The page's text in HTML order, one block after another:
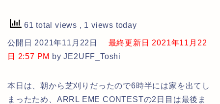
61 total views , 1 views today
公開日 2021年11月22日
最終更新日 2021年11月22
日 2:57 PM by JE2UFF_Toshi
本日は、朝から芝刈りだったので6時半には家を出てし
まったため、ARRL EME CONTESTの2日目は最後ま